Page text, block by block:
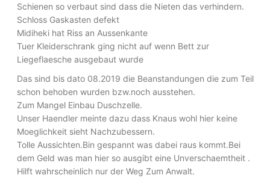
Schienen so verbaut sind dass die Nieten das verhindern.
Schloss Gaskasten defekt
Midiheki hat Riss an Aussenkante
Tuer Kleiderschrank ging nicht auf wenn Bett zur
Liegeflaesche ausgebaut wurde
Das sind bis dato 08.2019 die Beanstandungen die zum Teil
schon behoben wurden bzw.noch ausstehen.
Zum Mangel Einbau Duschzelle.
Unser Haendler meinte dazu dass Knaus wohl hier keine
Moeglichkeit sieht Nachzubessern.
Tolle Aussichten.Bin gespannt was dabei raus kommt.Bei
dem Geld was man hier so ausgibt eine Unverschaemtheit .
Hilft wahrscheinlich nur der Weg Zum Anwalt.